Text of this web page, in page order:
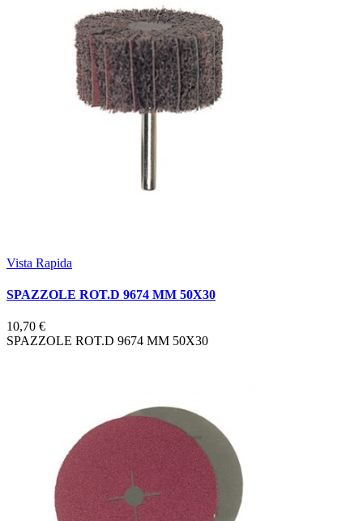
Vista Rapida
SPAZZOLE ROT.D 9674 MM 50X30
10,70 €
SPAZZOLE ROT.D 9674 MM 50X30